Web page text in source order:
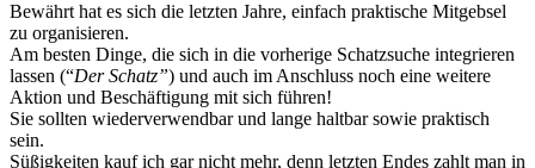
Bewährt hat es sich die letzten Jahre, einfach praktische Mitgebsel
zu organisieren.
Am besten Dinge, die sich in die vorherige Schatzsuche integrieren
lassen (“Der Schatz”) und auch im Anschluss noch eine weitere
Aktion und Beschäftigung mit sich führen!
Sie sollten wiederverwendbar und lange haltbar sowie praktisch
sein.
Süßigkeiten kauf ich gar nicht mehr, denn letzten Endes zahlt man in